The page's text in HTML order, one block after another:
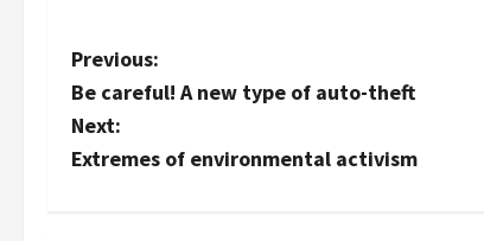
P
o
s
Previous:
Be careful! A new type of auto-theft
Next:
Extremes of environmental activism